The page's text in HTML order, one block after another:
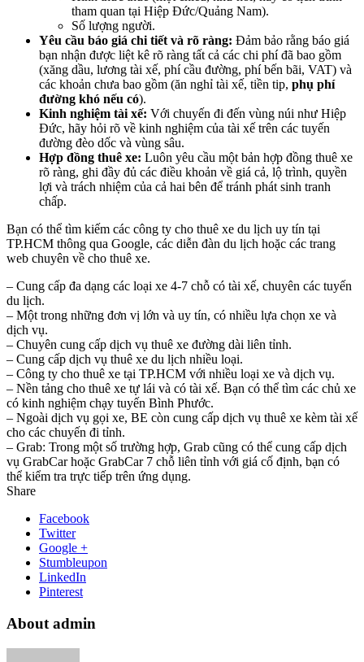
tham quan tại Hiệp Đức/Quảng Nam).
Số lượng người.
Yêu cầu báo giá chi tiết và rõ ràng: Đảm bảo rằng báo giá
bạn nhận được liệt kê rõ ràng tất cả các chi phí đã bao gồm
(xăng dầu, lương tài xế, phí cầu đường, phí bến bãi, VAT) và
các khoản chưa bao gồm (ăn nghỉ tài xế, tiền tip, phụ phí
đường khó nếu có).
Kinh nghiệm tài xế: Với chuyến đi đến vùng núi như Hiệp
Đức, hãy hỏi rõ về kinh nghiệm của tài xế trên các tuyến
đường đèo dốc và vùng sâu.
Hợp đồng thuê xe: Luôn yêu cầu một bản hợp đồng thuê xe
rõ ràng, ghi đầy đủ các điều khoản về giá cả, lộ trình, quyền
lợi và trách nhiệm của cả hai bên để tránh phát sinh tranh
chấp.
Bạn có thể tìm kiếm các công ty cho thuê xe du lịch uy tín tại
TP.HCM thông qua Google, các diễn đàn du lịch hoặc các trang
web chuyên về cho thuê xe.
– Cung cấp đa dạng các loại xe 4-7 chỗ có tài xế, chuyên các tuyến
du lịch.
– Một trong những đơn vị lớn và uy tín, có nhiều lựa chọn xe và
dịch vụ.
– Chuyên cung cấp dịch vụ thuê xe đường dài liên tỉnh.
– Cung cấp dịch vụ thuê xe du lịch nhiều loại.
– Công ty cho thuê xe tại TP.HCM với nhiều loại xe và dịch vụ.
– Nền tảng cho thuê xe tự lái và có tài xế. Bạn có thể tìm các chủ xe
có kinh nghiệm chạy tuyến Bình Phước.
– Ngoài dịch vụ gọi xe, BE còn cung cấp dịch vụ thuê xe kèm tài xế
cho các chuyến đi tỉnh.
– Grab: Trong một số trường hợp, Grab cũng có thể cung cấp dịch
vụ GrabCar hoặc GrabCar 7 chỗ liên tỉnh với giá cố định, bạn có
thể kiểm tra trực tiếp trên ứng dụng.
Share
Facebook
Twitter
Google +
Stumbleupon
LinkedIn
Pinterest
About admin